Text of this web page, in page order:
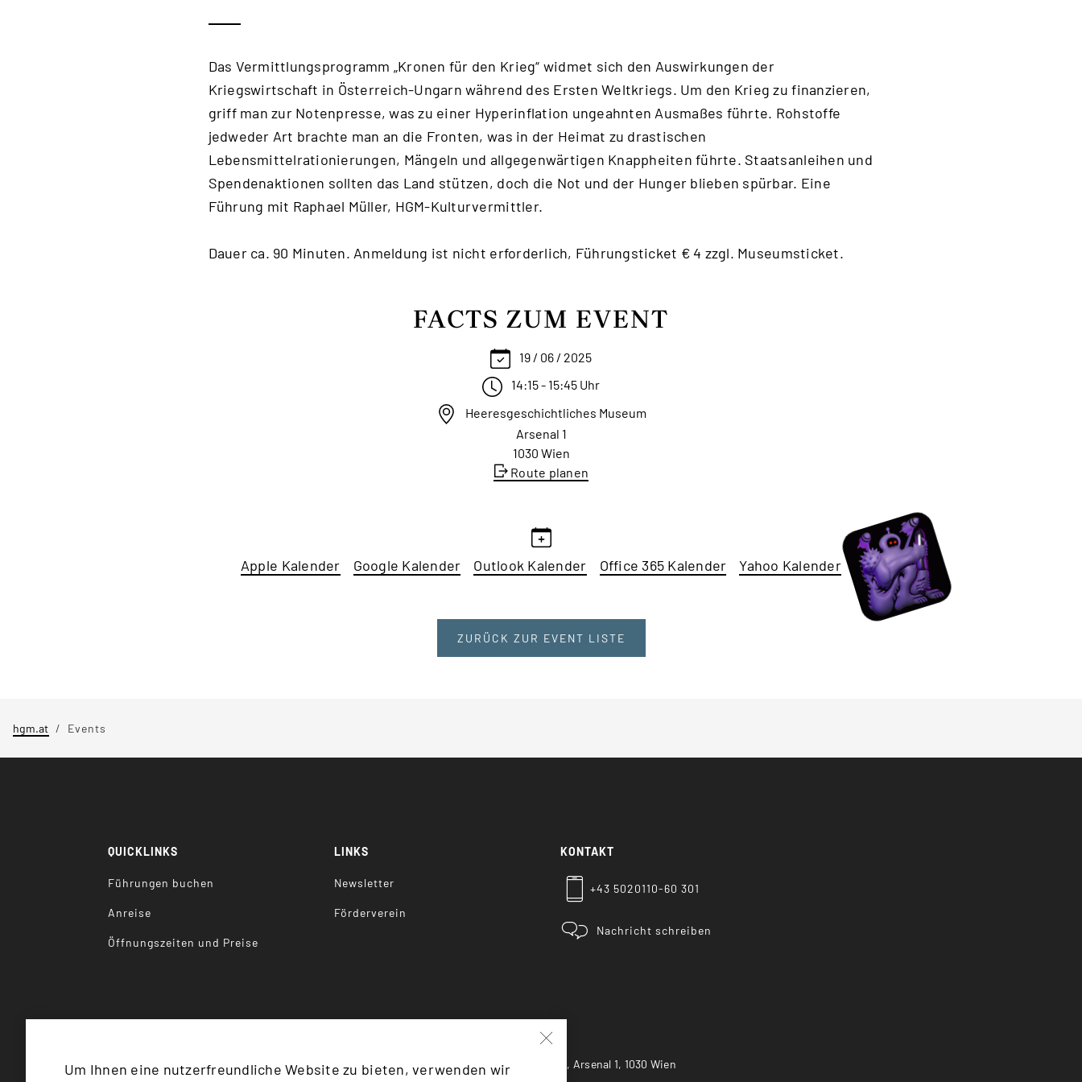
Das Vermittlungsprogramm „Kronen für den Krieg“ widmet sich den Auswirkungen der
Kriegswirtschaft in Österreich-Ungarn während des Ersten Weltkriegs. Um den Krieg zu finanzieren,
griff man zur Notenpresse, was zu einer Hyperinflation ungeahnten Ausmaßes führte. Rohstoffe
jedweder Art brachte man an die Fronten, was in der Heimat zu drastischen
Lebensmittelrationierungen, Mängeln und allgegenwärtigen Knappheiten führte. Staatsanleihen und
Spendenaktionen sollten das Land stützen, doch die Not und der Hunger blieben spürbar. Eine
Führung mit Raphael Müller, HGM-Kulturvermittler.
Dauer ca. 90 Minuten. Anmeldung ist nicht erforderlich, Führungsticket € 4 zzgl. Museumsticket.
FACTS ZUM EVENT
19 / 06 / 2025
14:15 - 15:45 Uhr
Heeresgeschichtliches Museum
Arsenal 1
1030 Wien
Route planen
Apple Kalender Google Kalender Outlook Kalender Office 365 Kalender Yahoo Kalender
ZURÜCK ZUR EVENT LISTE
hgm.at Events
QUICKLINKS
Führungen buchen
Anreise
Öffnungszeiten und Preise
LINKS
Newsletter
Förderverein
KONTAKT
+43 5020110-60 301
Nachricht schreiben
Heeresgeschichtliches Museum, Arsenal 1, 1030 Wien
Um Ihnen eine nutzerfreundliche Website zu bieten, verwenden wir